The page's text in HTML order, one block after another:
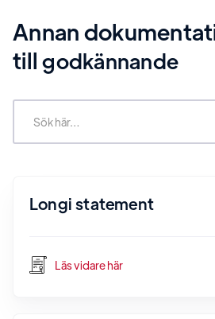
Annan
tillgodkännande
Longi statement
Läs vidare här